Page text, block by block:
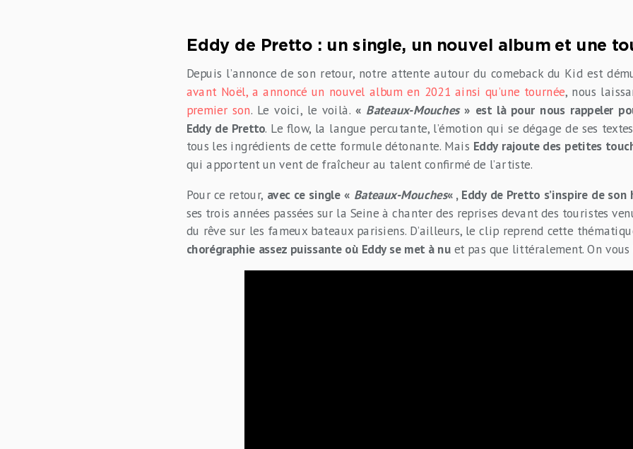
Eddy de Pretto : un single, un nouvel album et une
Depuis l’annonce de son retour, notre attente autour du comeback du Kid est
avant Noël, a annoncé un nouvel album en 2021 ainsi qu’une tournée, nous
premier son. Le voici, le voilà. « Bateaux-Mouches» est là pour nous rappeler
Eddy de Pretto. Le flow, la langue percutante, l’émotion qui se dégage de ses
tous les ingrédients de cette formule détonante. Mais Eddy rajoute des petites
qui apportent un vent de fraîcheur au talent confirmé de l’artiste.
Pour ce retour, avec ce single « Bateaux-Mouches« , Eddy de Pretto s’inspire de
ses trois années passées sur la Seine à chanter des reprises devant des touristes
du rêve sur les fameux bateaux parisiens. D’ailleurs, le clip reprend cette
chorégraphie assez puissante où Eddy se met à nuet pas que littéralement. On vous